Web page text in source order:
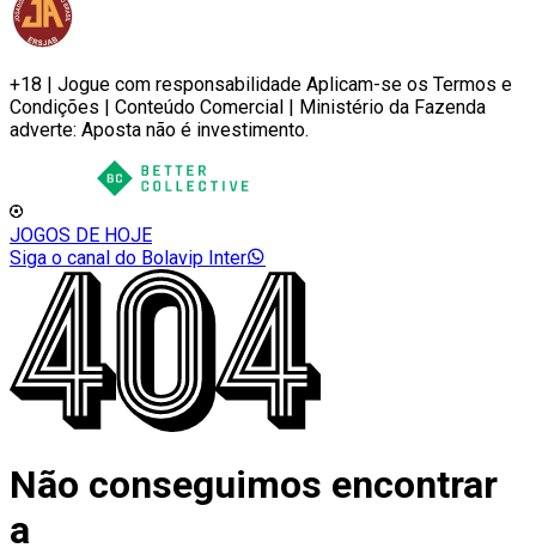
+18 | Jogue com responsabilidade Aplicam-se os Termos e
Condições | Conteúdo Comercial | Ministério da Fazenda
adverte: Aposta não é investimento.
JOGOS DE HOJE
Siga o canal do Bolavip Inter
Não conseguimos encontrar
a